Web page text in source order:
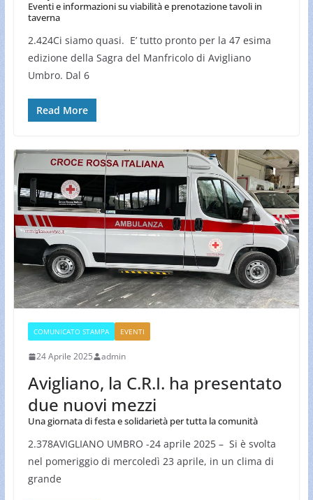
Eventi e informazioni su viabilità e prenotazione tavoli in
taverna
2.424Ci siamo quasi. E’ tutto pronto per la 47 esima
edizione della Sagra del Manfricolo di Avigliano
Umbro. Dal 6
Read More
COMUNICATO STAMPA EVENTI
24 Aprile 2025 admin
Avigliano, la C.R.I. ha presentato
due nuovi mezzi
Una giornata di festa e solidarietà per tutta la comunità
2.378AVIGLIANO UMBRO -24 aprile 2025 – Si è svolta
nel pomeriggio di mercoledì 23 aprile, in un clima di
grande